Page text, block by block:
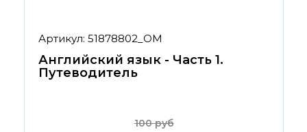
Артикул: 51878802_ОМ
Английский язык - Часть 1.
Путеводитель
100 руб